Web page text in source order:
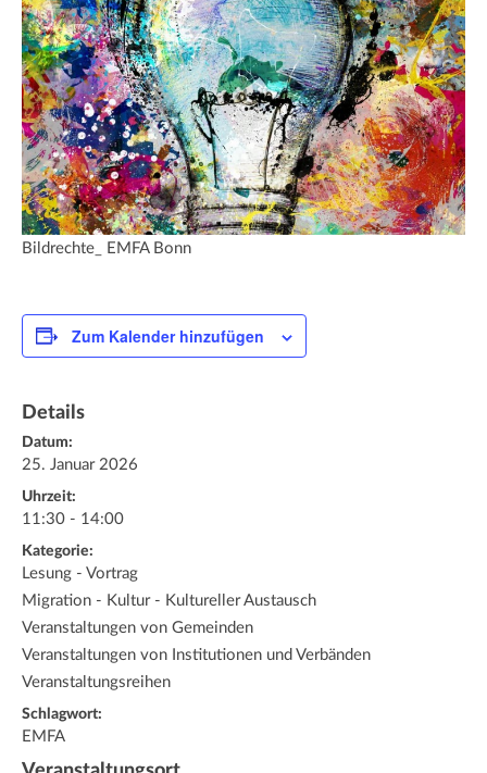
Bildrechte_ EMFA Bonn
Zum Kalender hinzufügen
Details
Datum:
25. Januar 2026
Uhrzeit:
11:30 - 14:00
Kategorie:
Lesung - Vortrag
Migration - Kultur - Kultureller Austausch
Veranstaltungen von Gemeinden
Veranstaltungen von Institutionen und Verbänden
Veranstaltungsreihen
Schlagwort:
EMFA